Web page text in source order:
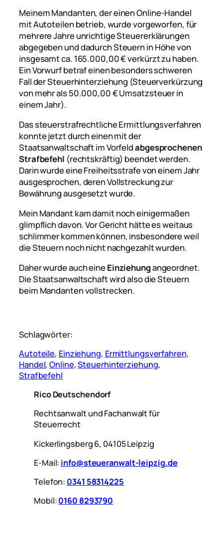
Meinem Mandanten, der einen Online-Handel
mit Autoteilen betrieb, wurde vorgeworfen, für
mehrere Jahre unrichtige Steuererklärungen
abgegeben und dadurch Steuern in Höhe von
insgesamt ca. 165.000,00 € verkürzt zu haben.
Ein Vorwurf betraf einen besonders schweren
Fall der Steuerhinterziehung (Steuerverkürzung
von mehr als 50.000,00 € Umsatzsteuer in
einem Jahr).
Das steuerstrafrechtliche Ermittlungsverfahren
konnte jetzt durch einen mit der
Staatsanwaltschaft im Vorfeldabgesprochenen
Strafbefehl (rechtskräftig) beendet werden.
Darin wurde eine Freiheitsstrafe von einem Jahr
ausgesprochen, deren Vollstreckung zur
Bewährung ausgesetzt wurde.
Mein Mandant kam damit noch einigermaßen
glimpflich davon. Vor Gericht hätte es weitaus
schlimmer kommen können, insbesondere weil
die Steuern noch nicht nachgezahlt wurden.
Daher wurde auch eineEinziehungangeordnet.
Die Staatsanwaltschaft wird also die Steuern
beim Mandanten vollstrecken.
Schlagwörter:
Autoteile, Einziehung, Ermittlungsverfahren
Handel, Online, Steuerhinterziehung
Strafbefehl
Rico Deutschendorf
Rechtsanwalt und Fachanwalt für
Steuerrecht
Kickerlingsberg 6, 04105 Leipzig
E-Mail: info@steueranwalt-leipzig.de
Telefon: 0341 58314225
Mobil:0160 8293790